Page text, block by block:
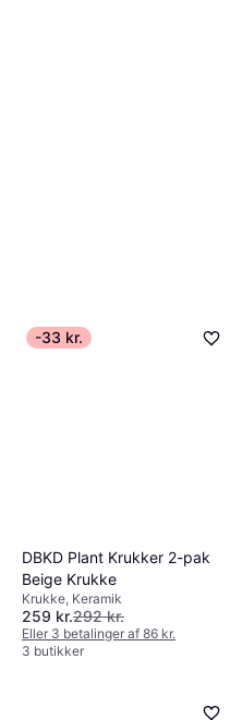
-33 kr.
DBKD Plant Krukker 2-pak
Beige Krukke
Krukke, Keramik
259 kr.292 kr.
Eller 3 betalinger af 86 kr.
3 butikker